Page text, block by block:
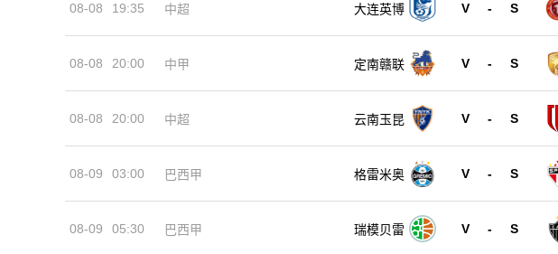
08-08 19:35 中超 大连英博 V - S
08-08 20:00 中甲 定南赣联 V - S
08-08 20:00 中超 云南玉昆 V - S
08-09 03:00 巴西甲 格雷米奥 V - S
08-09 05:30 巴西甲 瑞模贝雷 V - S